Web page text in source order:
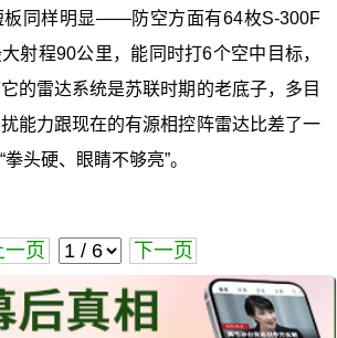
板同样明显——防空方面有64枚S-300F
射程90公里，能同时打6个空中目标，
的雷达系统是苏联时期的老底子，多目
能力跟现在的有源相控阵雷达比差了一
头硬、眼睛不够亮”。
一页 下一页